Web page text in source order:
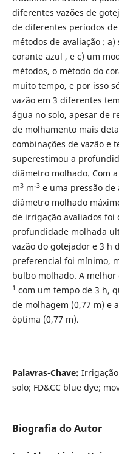
diferentes vazões de
de diferentes períodos
métodos de avaliação :
corante azul , e c) um
métodos, o método do
muito tempo, e por isso
vazão em 3 diferentes
água no solo, apesar de
de molhamento mais
combinações de vazão e
superestimou a
diâmetro molhado. Com
m3m-3e uma pressão de
diâmetro molhado
de irrigação avaliados foi
profundidade molhada
vazão do gotejador e 3 h
preferencial foi mínimo,
bulbo molhado. A melhor
1 com um tempo de 3 h,
de molhagem (0,77 m) e
óptima (0,77 m).
Palavras-Chave:
solo; FD&CC blue dye;
Biografia do Autor